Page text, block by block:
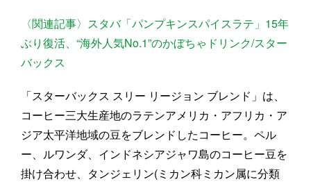
〈関連記事〉スタバ「パンプキンスパイスラテ」15年
ぶり復活、“海外人気No.1”のかぼちゃドリンク/スター
バックス
「スターバックス スリー リージョン ブレンド」は、
コーヒー三大生産地のラテンアメリカ・アフリカ・ア
ジア太平洋地域の豆をブレンドしたコーヒー。ペル
ー、ルワンダ、インドネシアジャワ島のコーヒー豆を
掛け合わせ、タンジェリン(ミカン科ミカン属に分類